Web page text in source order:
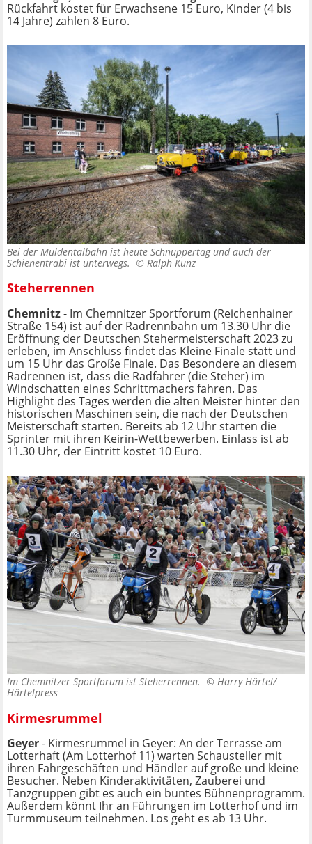
Rückfahrt kostet für Erwachsene 15 Euro, Kinder (4 bis
14 Jahre) zahlen 8 Euro.
Bei der Muldentalbahn ist heute Schnuppertag und auch der
Schienentrabi ist unterwegs. © Ralph Kunz
Steherrennen
Chemnitz- Im Chemnitzer Sportforum (Reichenhainer
Straße 154) ist auf der Radrennbahn um 13.30 Uhr die
Eröffnung der Deutschen Stehermeisterschaft 2023 zu
erleben, im Anschluss findet das Kleine Finale statt und
um 15 Uhr das Große Finale. Das Besondere an diesem
Radrennen ist, dass die Radfahrer (die Steher) im
Windschatten eines Schrittmachers fahren. Das
Highlight des Tages werden die alten Meister hinter den
historischen Maschinen sein, die nach der Deutschen
Meisterschaft starten. Bereits ab 12 Uhr starten die
Sprinter mit ihren Keirin-Wettbewerben. Einlass ist ab
11.30 Uhr, der Eintritt kostet 10 Euro.
Im Chemnitzer Sportforum ist Steherrennen. © Harry Härtel/
Härtelpress
Kirmesrummel
Geyer- Kirmesrummel in Geyer: An der Terrasse am
Lotterhaft (Am Lotterhof 11) warten Schausteller mit
ihren Fahrgeschäften und Händler auf große und kleine
Besucher. Neben Kinderaktivitäten, Zauberei und
Tanzgruppen gibt es auch ein buntes Bühnenprogramm.
Außerdem könnt Ihr an Führungen im Lotterhof und im
Turmmuseum teilnehmen. Los geht es ab 13 Uhr.